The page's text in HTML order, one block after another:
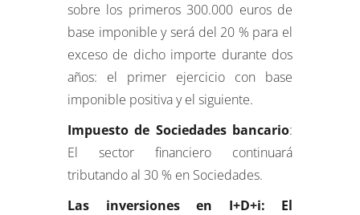
sobre los primeros 300.000 euros de
base imponible y será del 20 % para el
exceso de dicho importe durante dos
años: el primer ejercicio con base
imponible positiva y el siguiente.
Impuesto de Sociedades bancario:
El sector financiero continuará
tributando al 30 % en Sociedades.
Las inversiones en I+D+i: El